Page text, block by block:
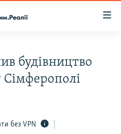
будівництво
Сімферополі
без VPN